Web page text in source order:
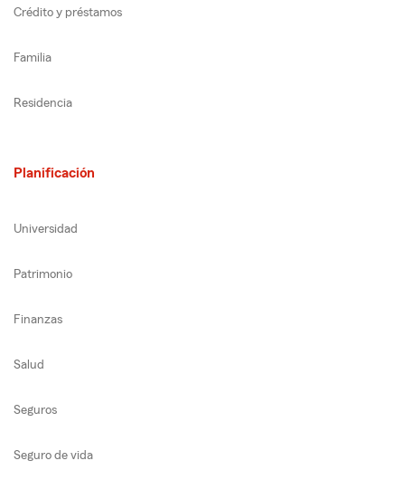
Crédito y préstamos
Familia
Residencia
Planificación
Universidad
Patrimonio
Finanzas
Salud
Seguros
Seguro de vida